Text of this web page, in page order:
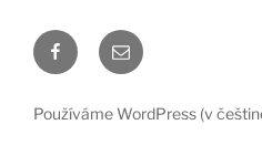
Facebook
E-
mail
Používáme WordPress (v